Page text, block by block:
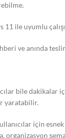
ile uyumlu
ve anında
bile dakikalar
yaratabilir.
için esnek
organizasyon